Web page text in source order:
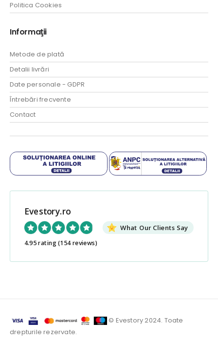
Politica Cookies
Informaţii
Metode de plată
Detalii livrări
Date personale - GDPR
Întrebări frecvente
Contact
Evestory.ro
What Our Clients Say
4.95 rating(154 reviews)
© Evestory 2024. Toate
drepturile rezervate.